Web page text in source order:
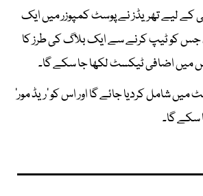
کے لیے تھریڈز نے پوسٹ کمپوزر میں ایک
جس کو ٹیپ کرنے سے ایک بلاگ کی طرز کا
میں اضافی ٹیکسٹ لکھا جا سکے گا۔
شامل کردیا جائے گا اور اس کو ’ریڈ مور‘
سکے گا۔